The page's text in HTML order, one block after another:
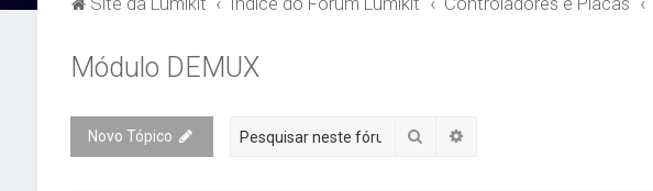
Módulo DEMUX
Novo Tópico Pesquisar